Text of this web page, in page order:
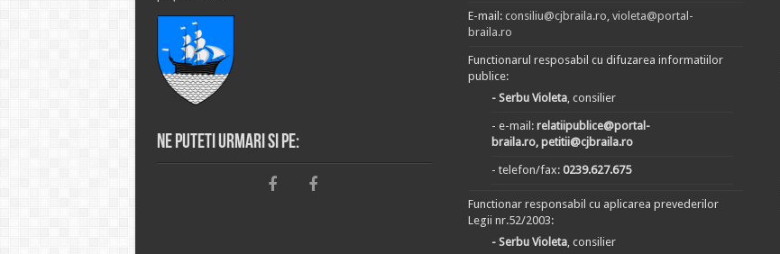
Ne puteti urmari si pe:
E-mail:consiliu@cjbraila.ro,violeta@portal-
braila.ro
Functionarul resposabil cu difuzarea informatiilor
publice:
- Serbu Violeta, consilier
- e-mail:relatiipublice@portal-
braila.ro, petitii@cjbraila.ro
- telefon/fax:0239.627.675
Functionar responsabil cu aplicarea prevederilor
Legii nr.52/2003:
- Serbu Violeta, consilier